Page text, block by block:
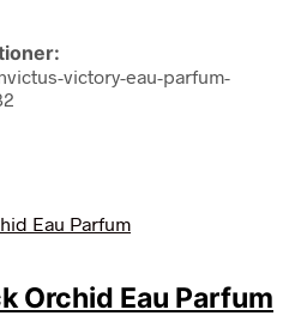
victory-eau-parfum-
Orchid Eau Parfum